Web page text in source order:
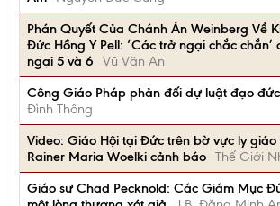
Phán Quyết Của Chánh Án Weinberg Về
Đức Hồng Y Pell: ‘Các trở ngại chắc
ngại 5 và 6
Vũ Văn An
Công Giáo Pháp phản đối dự luật đạo đức
Đình Thông
Video: Giáo Hội tại Đức trên bờ vực ly giáo
Rainer Maria Woelki cảnh báo Thế Giới
Giáo sư Chad Pecknold: Các Giám Mục